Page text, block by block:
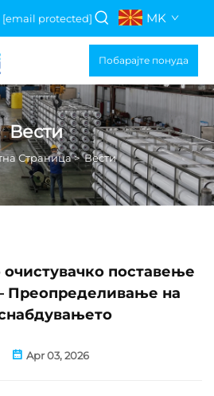
[email protected] MK
Побарајте понуда
Вести
Страница>Вести
поставење
Преопределивање на
Apr 03, 2026